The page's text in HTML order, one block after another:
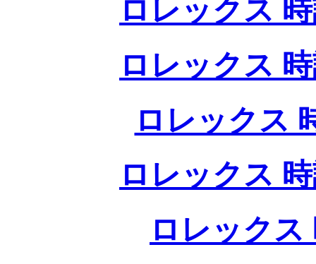
ロレックス
ロレックス
ロレックス
ロレックス
ロレックス